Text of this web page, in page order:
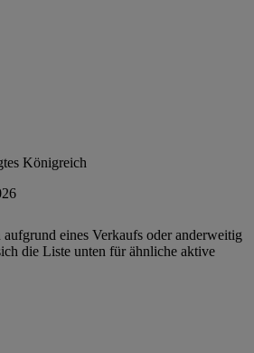
Königreich
eines Verkaufs oder anderweitig
die Liste unten für ähnliche aktive